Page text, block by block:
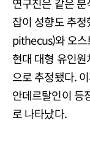
잡이 성향도 추
pithecus)와 오
현대 대형 유인
으로 추정됐다.
안데르탈인이 등
로 나타났다.